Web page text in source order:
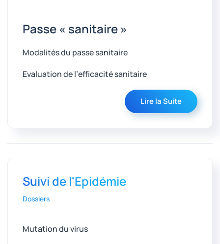
Passe « sanitaire »
Modalités du passe sanitaire
Evaluation de l’efficacité sanitaire
Lire la Suite
Suivi de l'Epidémie
Dossiers
Mutation du virus